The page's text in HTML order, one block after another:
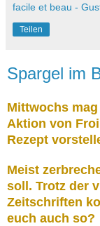
facile et beau -
Teilen
Spargel im
Mittwochs
Aktion von
Rezept
Meist
soll. Trotz der
Zeitschriften
euch auch so?